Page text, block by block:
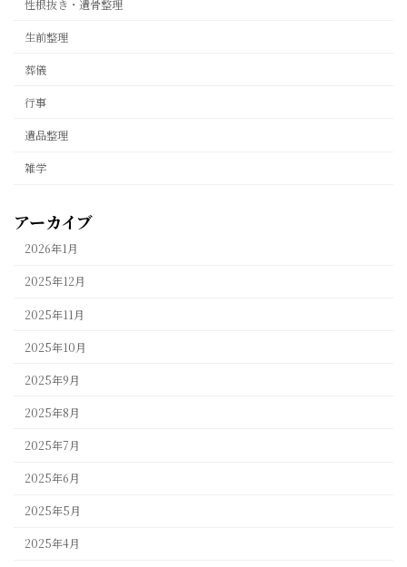
性根抜き・遺骨整理
生前整理
葬儀
行事
遺品整理
雑学
アーカイブ
2026年1月
2025年12月
2025年11月
2025年10月
2025年9月
2025年8月
2025年7月
2025年6月
2025年5月
2025年4月